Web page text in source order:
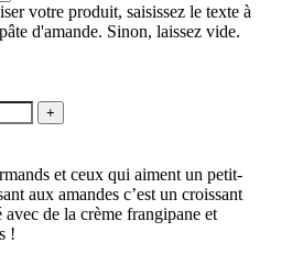
votre produit, saisissez le texte à
d'amande. Sinon, laissez vide.
et ceux qui aiment un petit-
aux amandes c’est un croissant
de la crème frangipane et
!